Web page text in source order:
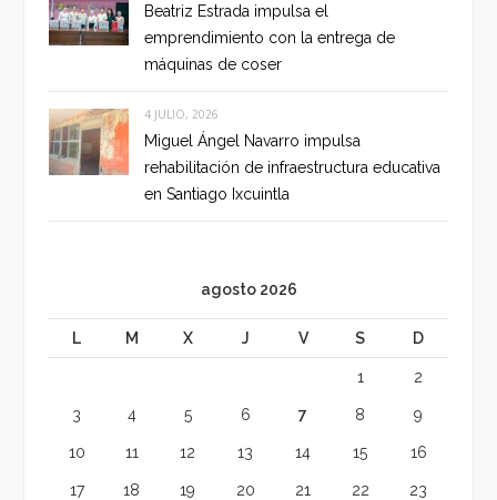
Beatriz Estrada impulsa el
emprendimiento con la entrega de
máquinas de coser
4 JULIO, 2026
Miguel Ángel Navarro impulsa
rehabilitación de infraestructura educativa
en Santiago Ixcuintla
agosto 2026
L M X J V S D
1 2
3 4 5 6 7 8 9
10 11 12 13 14 15 16
17 18 19 20 21 22 23